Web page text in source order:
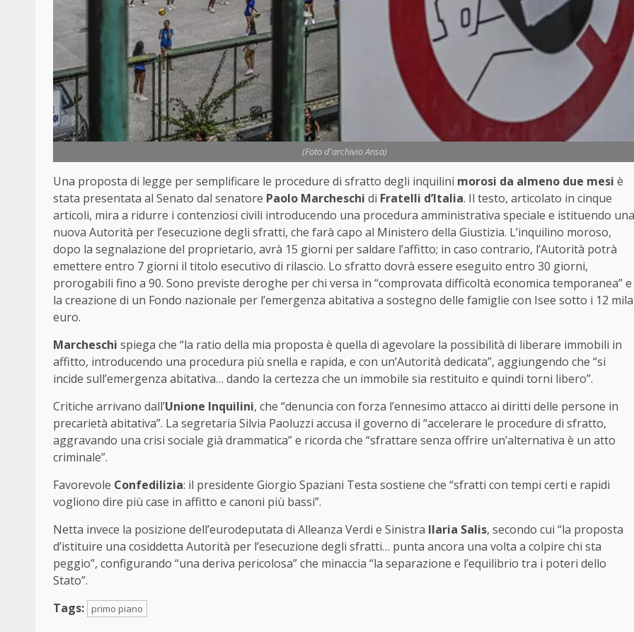
(Foto d'archivio Ansa)
Una proposta di legge per semplificare le procedure di sfratto degli inquilini morosi da almeno due mesi è
stata presentata al Senato dal senatore Paolo Marcheschi di Fratelli d’Italia. Il testo, articolato in cinque
articoli, mira a ridurre i contenziosi civili introducendo una procedura amministrativa speciale e istituendo una
nuova Autorità per l’esecuzione degli sfratti, che farà capo al Ministero della Giustizia. L’inquilino moroso,
dopo la segnalazione del proprietario, avrà 15 giorni per saldare l’affitto; in caso contrario, l’Autorità potrà
emettere entro 7 giorni il titolo esecutivo di rilascio. Lo sfratto dovrà essere eseguito entro 30 giorni,
prorogabili fino a 90. Sono previste deroghe per chi versa in “comprovata difficoltà economica temporanea” e
la creazione di un Fondo nazionale per l’emergenza abitativa a sostegno delle famiglie con Isee sotto i 12 mila
euro.
Marcheschi spiega che “la ratio della mia proposta è quella di agevolare la possibilità di liberare immobili in
affitto, introducendo una procedura più snella e rapida, e con un’Autorità dedicata”, aggiungendo che “si
incide sull’emergenza abitativa… dando la certezza che un immobile sia restituito e quindi torni libero”.
Critiche arrivano dall’Unione Inquilini, che “denuncia con forza l’ennesimo attacco ai diritti delle persone in
precarietà abitativa”. La segretaria Silvia Paoluzzi accusa il governo di “accelerare le procedure di sfratto,
aggravando una crisi sociale già drammatica” e ricorda che “sfrattare senza offrire un’alternativa è un atto
criminale”.
Favorevole Confedilizia: il presidente Giorgio Spaziani Testa sostiene che “sfratti con tempi certi e rapidi
vogliono dire più case in affitto e canoni più bassi”.
Netta invece la posizione dell’eurodeputata di Alleanza Verdi e Sinistra Ilaria Salis, secondo cui “la proposta
d’istituire una cosiddetta Autorità per l’esecuzione degli sfratti… punta ancora una volta a colpire chi sta
peggio”, configurando “una deriva pericolosa” che minaccia “la separazione e l’equilibrio tra i poteri dello
Stato”.
Tags:
primo piano